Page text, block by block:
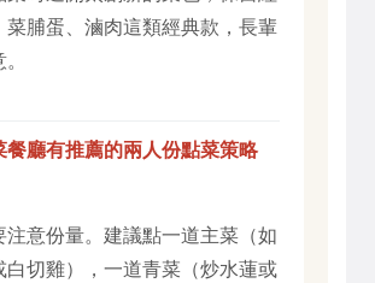
菜脯蛋、滷肉這類經典款，長輩
餐廳有推薦的兩人份點菜策略
注意份量。建議點一道主菜（如
白切雞），一道青菜（炒水蓮或